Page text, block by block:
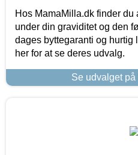
Hos MamaMilla.dk finder du
under din graviditet og den
dages byttegaranti og hurtig
her for at se deres udvalg.
Se udvalget